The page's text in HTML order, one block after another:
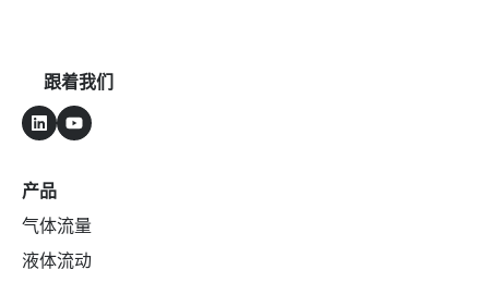
跟着我们
产品
气体流量
液体流动